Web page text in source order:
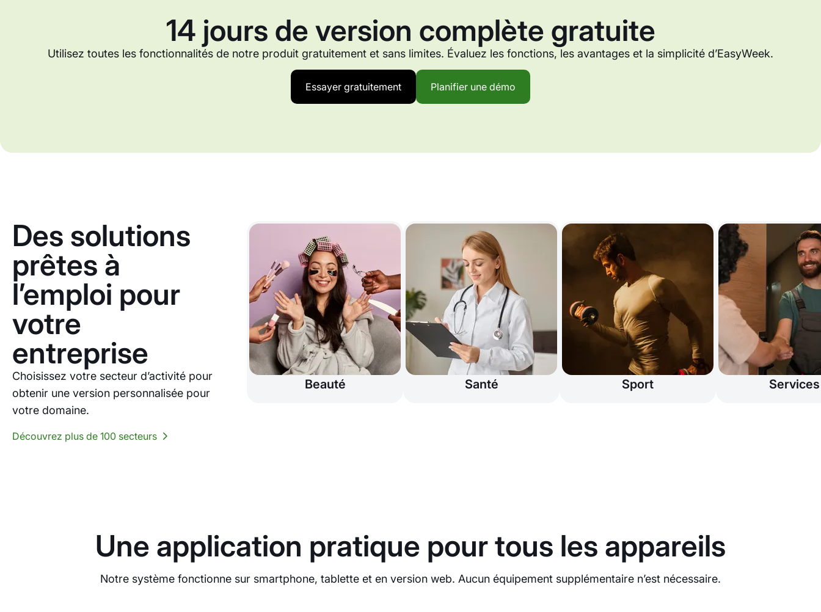
14 jours de version complète gratuite
Utilisez toutes les fonctionnalités de notre produit gratuitement et sans limites. Évaluez les fonctions, les avantages et la simplicité d’EasyWeek.
Essayer gratuitement Planifier une démo
Des solutions
prêtes à
l’emploi pour
votre
entreprise
Choisissez votre secteur d’activité pour
obtenir une version personnalisée pour
votre domaine.
Découvrez plus de 100 secteurs
Beauté Santé Sport Services
Une application pratique pour tous les appareils
Notre système fonctionne sur smartphone, tablette et en version web. Aucun équipement supplémentaire n’est nécessaire.